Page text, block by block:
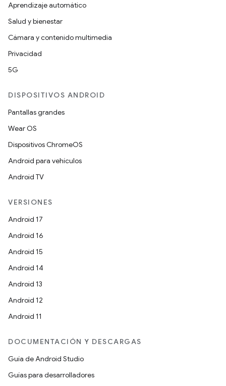
Aprendizaje automático
Salud y bienestar
Cámara y contenido multimedia
Privacidad
5G
DISPOSITIVOS ANDROID
Pantallas grandes
Wear OS
Dispositivos ChromeOS
Android para vehículos
Android TV
VERSIONES
Android 17
Android 16
Android 15
Android 14
Android 13
Android 12
Android 11
DOCUMENTACIÓN Y DESCARGAS
Guía de Android Studio
Guías para desarrolladores